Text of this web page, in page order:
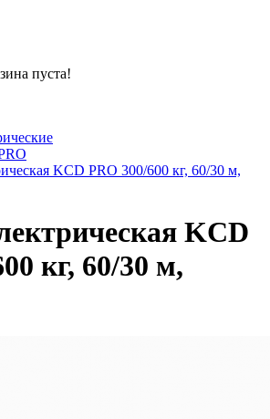
пуста!
KCD PRO 300/600 кг, 60/30 м,
KCD
кг, 60/30 м,